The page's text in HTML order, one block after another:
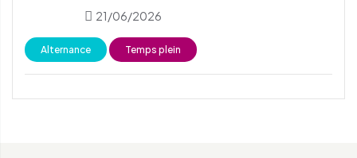
21/06/2026
Alternance Temps plein